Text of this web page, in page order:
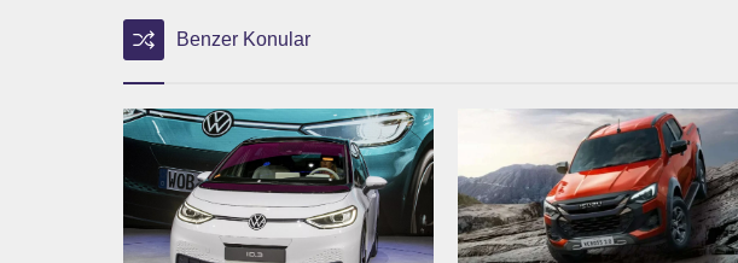
Benzer Konular